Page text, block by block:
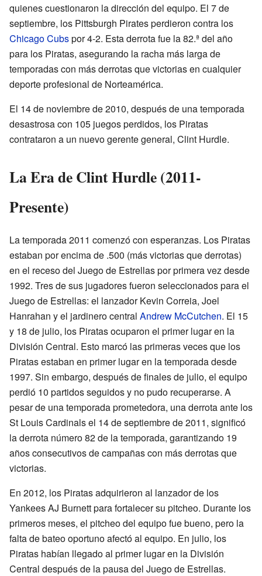
quienes cuestionaron la dirección del equipo. El 7 de
septiembre, los Pittsburgh Pirates perdieron contra los
Chicago Cubspor 4-2. Esta derrota fue la 82.ª del año
para los Piratas, asegurando la racha más larga de
temporadas con más derrotas que victorias en cualquier
deporte profesional de Norteamérica.
El 14 de noviembre de 2010, después de una temporada
desastrosa con 105 juegos perdidos, los Piratas
contrataron a un nuevo gerente general, Clint Hurdle.
La Era de Clint Hurdle (2011-
Presente)
La temporada 2011 comenzó con esperanzas. Los Piratas
estaban por encima de .500 (más victorias que derrotas)
en el receso del Juego de Estrellas por primera vez desde
1992. Tres de sus jugadores fueron seleccionados para el
Juego de Estrellas: el lanzador Kevin Correia, Joel
Hanrahan y el jardinero central Andrew McCutchen. El 15
y 18 de julio, los Piratas ocuparon el primer lugar en la
División Central. Esto marcó las primeras veces que los
Piratas estaban en primer lugar en la temporada desde
1997. Sin embargo, después de finales de julio, el equipo
perdió 10 partidos seguidos y no pudo recuperarse. A
pesar de una temporada prometedora, una derrota ante los
St Louis Cardinals el 14 de septiembre de 2011, significó
la derrota número 82 de la temporada, garantizando 19
años consecutivos de campañas con más derrotas que
victorias.
En 2012, los Piratas adquirieron al lanzador de los
Yankees AJ Burnett para fortalecer su pitcheo. Durante los
primeros meses, el pitcheo del equipo fue bueno, pero la
falta de bateo oportuno afectó al equipo. En julio, los
Piratas habían llegado al primer lugar en la División
Central después de la pausa del Juego de Estrellas.